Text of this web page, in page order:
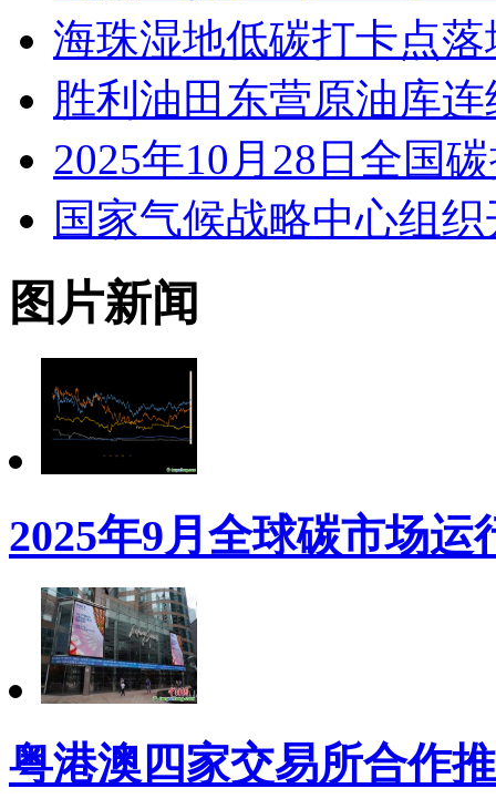
海珠湿地低碳打卡点
胜利油田东营原油库
2025年10月28日全国
国家气候战略中心组
图片新闻
2025年9月全球碳市场
粤港澳四家交易所合作